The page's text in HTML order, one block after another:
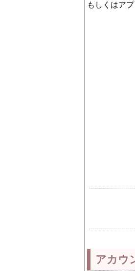
もしくはア
アカウ